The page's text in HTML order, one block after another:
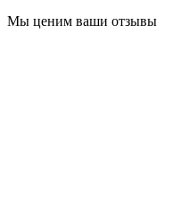
Мы ценим ваши отзывы